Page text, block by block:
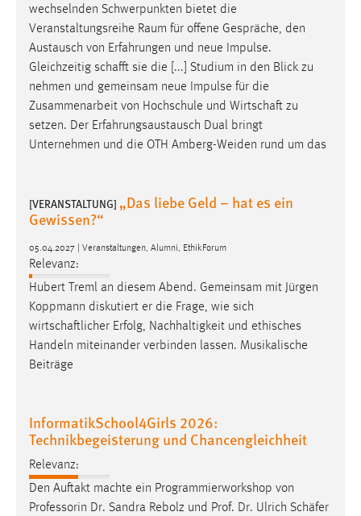
wechselnden Schwerpunkten bietet die
Veranstaltungsreihe Raum für offene Gespräche, den
Austausch von Erfahrungen und neue Impulse.
Gleichzeitig schafft sie die [...] Studium in den Blick zu
nehmen und gemeinsam neue Impulse für die
Zusammenarbeit von Hochschule und Wirtschaft zu
setzen. Der Erfahrungsaustausch Dual bringt
Unternehmen und die OTH Amberg-Weiden rund um das
[VERANSTALTUNG] „Das liebe Geld – hat es ein
Gewissen?“
05.04.2027 | Veranstaltungen, Alumni, EthikForum
Relevanz:
Hubert Treml an diesem Abend. Gemeinsam mit Jürgen
Koppmann diskutiert er die Frage, wie sich
wirtschaftlicher Erfolg, Nachhaltigkeit und ethisches
Handeln miteinander verbinden lassen. Musikalische
Beiträge
InformatikSchool4Girls 2026:
Technikbegeisterung und Chancengleichheit
Relevanz:
Den Auftakt machte ein Programmierworkshop von
Professorin Dr. Sandra Rebolz und Prof. Dr. Ulrich Schäfer